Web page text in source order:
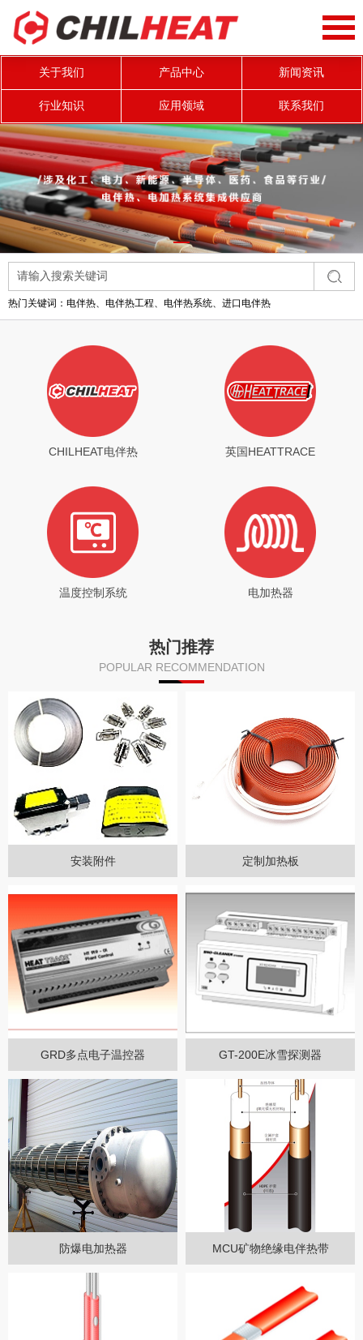
关于我们 产品中心 新闻资讯
行业知识 应用领域 联系我们
热门关键词： 电伴热、电伴热工程、电伴热系统、进口电伴热
CHILHEAT电伴热 英国HEATTRACE
温度控制系统 电加热器
热门推荐
POPULAR RECOMMENDATION
安装附件 定制加热板
GRD多点电子温控器 GT-200E冰雪探测器
防爆电加热器 MCU矿物绝缘电伴热带